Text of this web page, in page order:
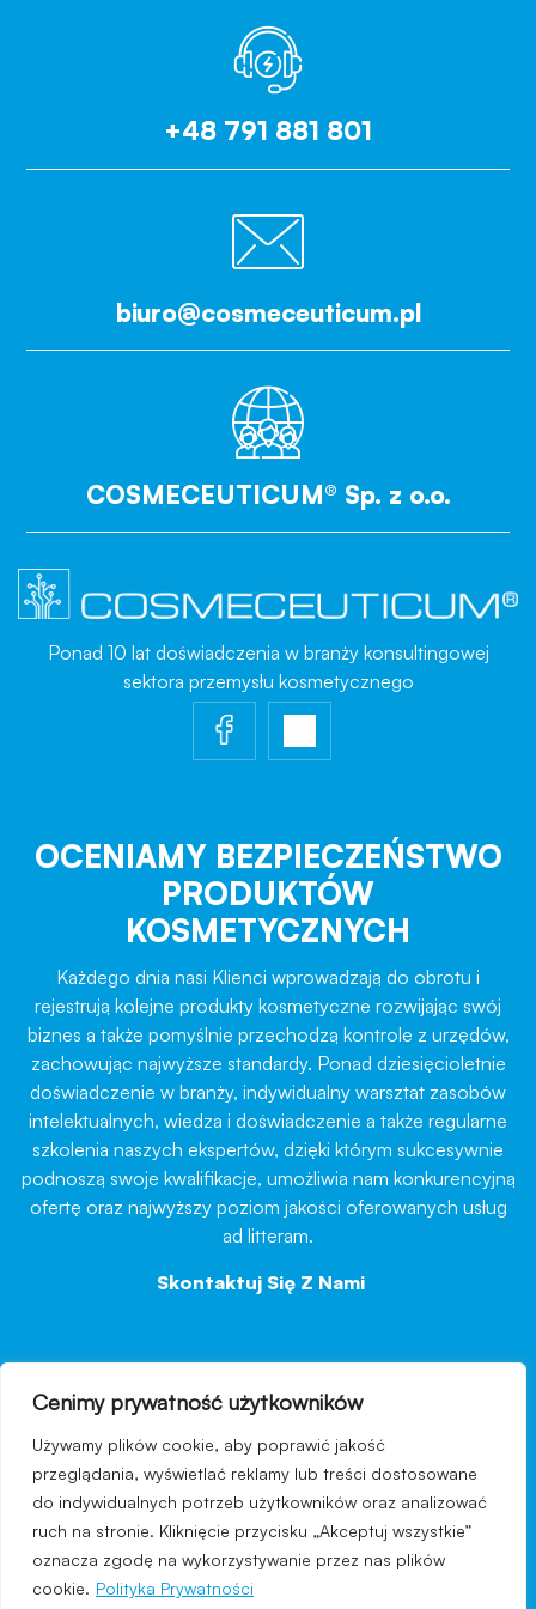
Cenimy prywatność użytkowników
Używamy plików cookie, aby poprawić jakość
przeglądania, wyświetlać reklamy lub treści dostosowane
do indywidualnych potrzeb użytkowników oraz analizować
ruch na stronie. Kliknięcie przycisku „Akceptuj wszystkie”
oznacza zgodę na wykorzystywanie przez nas plików
cookie. Polityka Prywatności
+48 791 881 801
biuro@cosmeceuticum.pl
COSMECEUTICUM® Sp. z o.o.
Ponad 10 lat doświadczenia w branży konsultingowej
sektora przemysłu kosmetycznego
OCENIAMY BEZPIECZEŃSTWO
PRODUKTÓW
KOSMETYCZNYCH
Każdego dnia nasi Klienci wprowadzają do obrotu i
rejestrują kolejne produkty kosmetyczne rozwijając swój
biznes a także pomyślnie przechodzą kontrole z urzędów,
zachowując najwyższe standardy. Ponad dziesięcioletnie
doświadczenie w branży, indywidualny warsztat zasobów
intelektualnych, wiedza i doświadczenie a także regularne
szkolenia naszych ekspertów, dzięki którym sukcesywnie
podnoszą swoje kwalifikacje, umożliwia nam konkurencyjną
ofertę oraz najwyższy poziom jakości oferowanych usług
ad litteram.
Skontaktuj Się Z Nami
nawigacja
Regulamin strony
Polityka prywatności
Kontakt